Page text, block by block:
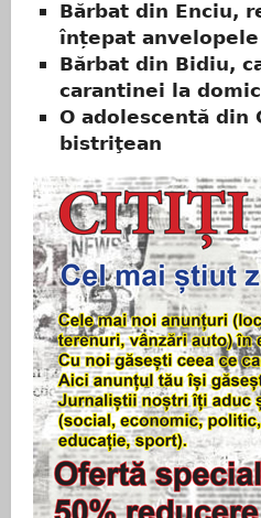
Bărbat din Enciu,
înțepat
Bărbat din Bidiu,
carantinei la
O adolescentă din
bistriţean